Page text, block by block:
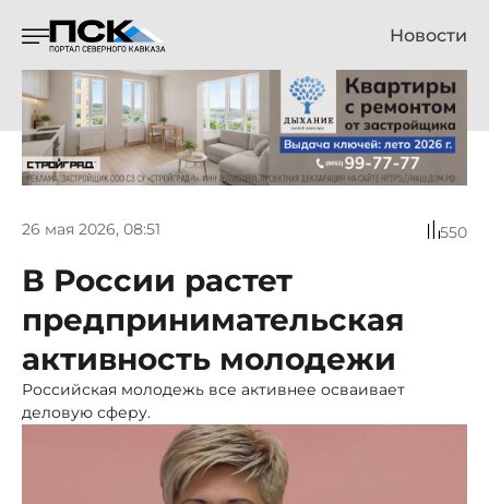
Новости
26 мая 2026, 08:51 550
В России растет
предпринимательская
активность молодежи
Российская молодежь все активнее осваивает
деловую сферу.